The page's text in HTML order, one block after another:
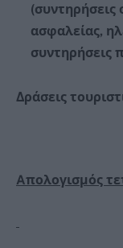
(συντηρήσεις
ασφαλείας,
συντηρήσεις
Δράσεις
Aπολογισμός